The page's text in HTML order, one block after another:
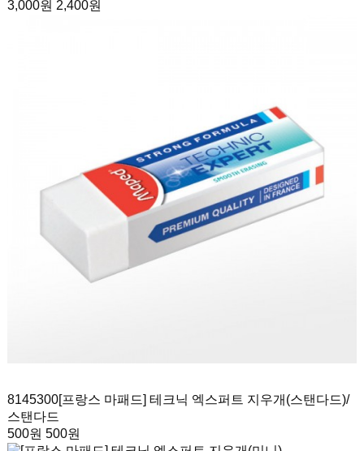
3,000원 2,400원
8145300[프랑스 마패드] 테크닉 엑스퍼트 지우개(스탠다드)/
스탠다드
500원 500원